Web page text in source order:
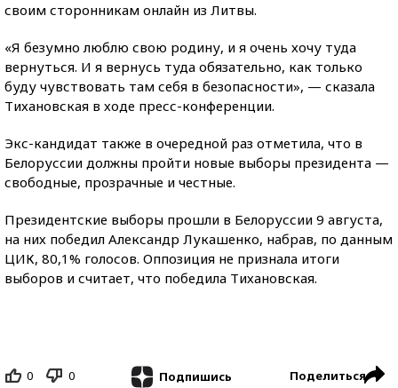
своим сторонникам онлайн из Литвы.
«Я безумно люблю свою родину, и я очень хочу туда
вернуться. И я вернусь туда обязательно, как только
буду чувствовать там себя в безопасности», — сказала
Тихановская в ходе пресс-конференции.
Экс-кандидат также в очередной раз отметила, что в
Белоруссии должны пройти новые выборы президента —
свободные, прозрачные и честные.
Президентские выборы прошли в Белоруссии 9 августа,
на них победил Александр Лукашенко, набрав, по данным
ЦИК, 80,1% голосов. Оппозиция не признала итоги
выборов и считает, что победила Тихановская.
0 0 Подпишись Поделиться